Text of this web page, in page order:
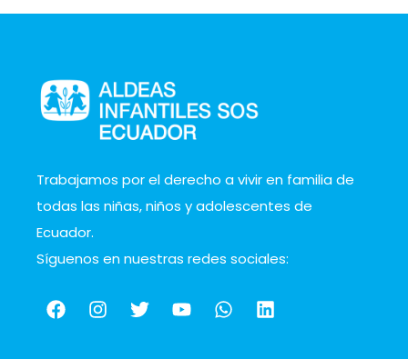
Trabajamos por el derecho a vivir en familia de
todas las niñas, niños y adolescentes de
Ecuador.
Síguenos en nuestras redes sociales: